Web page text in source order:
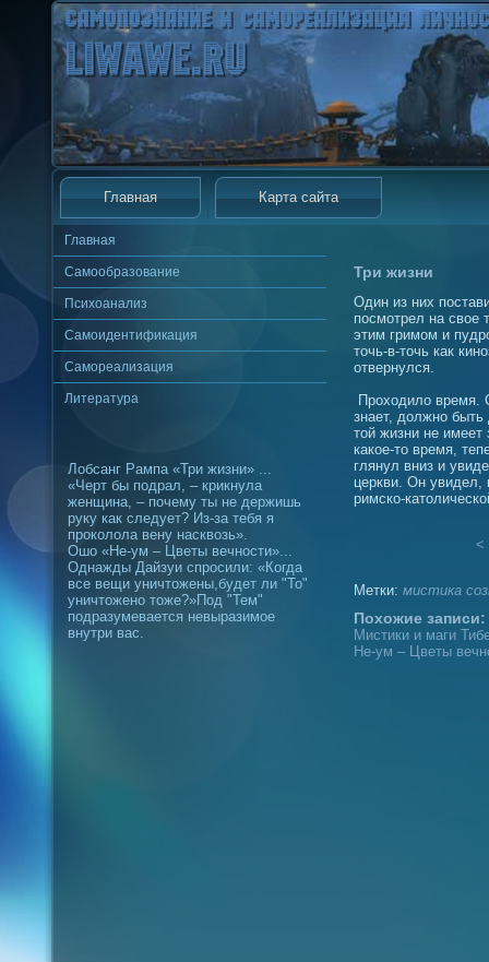
Главная Карта сайта
Главная
Самообразование
Психоанализ
Самоидентификация
Самореализация
Литература
Лобсанг Рампа «Три жизни» ...
«Черт бы подрал, – крикнула
женщина, – почему ты не держишь
руку как следует? Из-за тебя я
проколола вену насквозь».
Ошо «Не-ум – Цветы вечности»...
Однажды Дайзуи спросили: «Когда
все вещи уничтожены,будет ли "То"
уничтожено тоже?»Под "Тем"
подразумевается невыразимое
внутри вас.
Три жизни
Один из них
посмотрел на свое
этим гримом и
точь-в-точь как
отвернулся.
Проходило время.
знает, должно
той жизни не имеет
какое-то время,
глянул вниз и
церкви. Он увидел,
римско-
<
Метки: мистика
Похожие записи:
Мистики и маги
Не-ум – Цветы